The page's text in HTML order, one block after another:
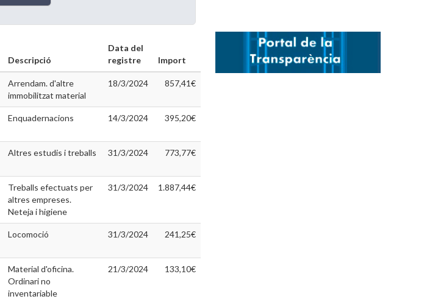
Descripció
Data del
registre
Import
Arrendam. d'altre
immobilitzat material
18/3/2024 857,41€
Enquadernacions 14/3/2024 395,20€
Altres estudis i treballs 31/3/2024 773,77€
Treballs efectuats per
altres empreses.
Neteja i higiene
31/3/2024 1.887,44€
Locomoció 31/3/2024 241,25€
Material d'oficina.
Ordinari no
inventariable
21/3/2024 133,10€